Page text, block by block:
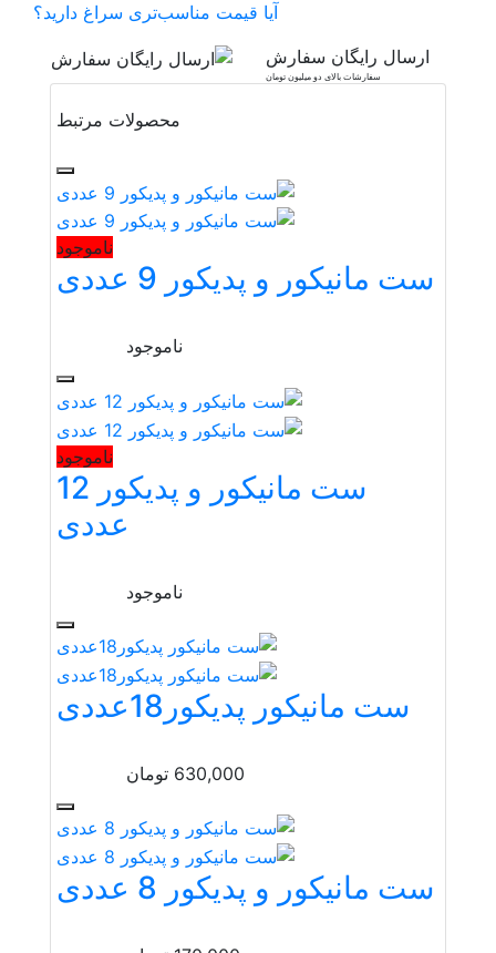
آیا قیمت مناسب‌تری سراغ دارید؟
ارسال رایگان سفارش
سفارشات بالای دو میلیون تومان
محصولات مرتبط
ناموجود
ست مانیکور و پدیکور 9 عددی
ناموجود
ناموجود
ست مانیکور و پدیکور 12
عددی
ناموجود
ست مانیکور پدیکور18عددی
630,000 تومان
ست مانیکور و پدیکور 8 عددی